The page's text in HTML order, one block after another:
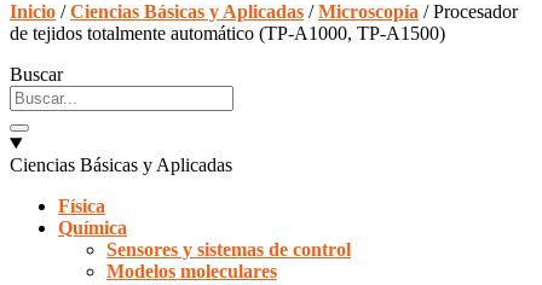
Inicio /Ciencias Básicas y Aplicadas /Microscopía / Procesador
de tejidos totalmente automático (TP-A1000, TP-A1500)
Buscar
Ciencias Básicas y Aplicadas
Física
Química
Sensores y sistemas de control
Modelos moleculares